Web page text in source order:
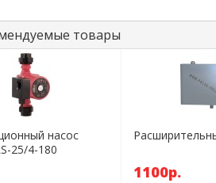
товары
насос
25/4-180
1100р.